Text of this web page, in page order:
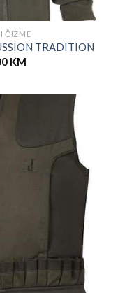
ČIZME
TRADITION
KMCurrent